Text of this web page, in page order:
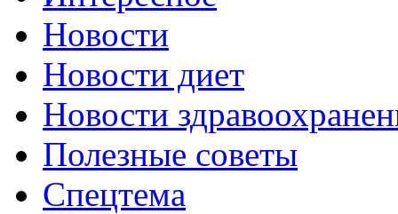
Новости
Новости диет
Новости
Полезные советы
Спецтема